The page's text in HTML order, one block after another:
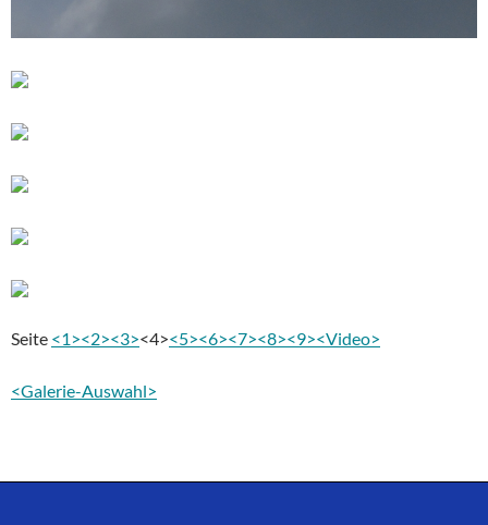
Seite <1><2><3><4><5><6><7><8><9><Video>
<Galerie-Auswahl>